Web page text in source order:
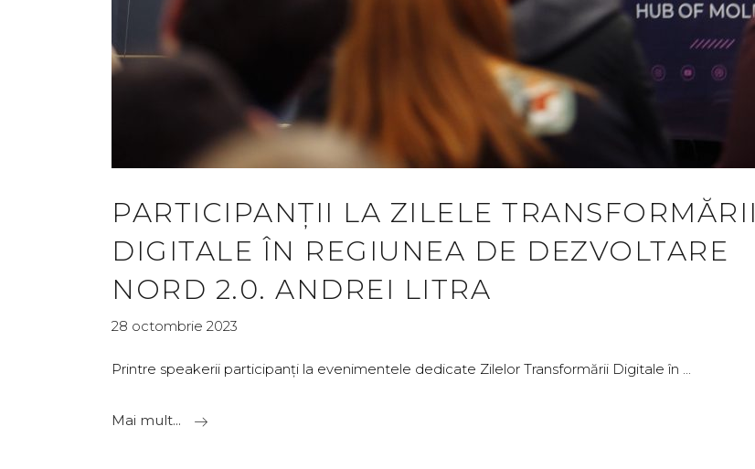
PARTICIPANȚII LA ZILELE TRANSFORMĂRII
DIGITALE ÎN REGIUNEA DE DEZVOLTARE
NORD 2.0. ANDREI LITRA
28 octombrie 2023
Printre speakerii participanți la evenimentele dedicate Zilelor Transformării Digitale în
Mai mult...